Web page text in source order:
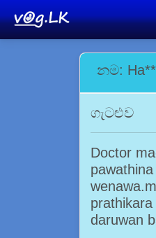
නම:
ගැටළුව
Doctor
daruwan